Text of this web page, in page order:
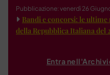
Pubblicazione: venerdì 26
Bandi e concorsi: le
della Repubblica Italiana del
Entra